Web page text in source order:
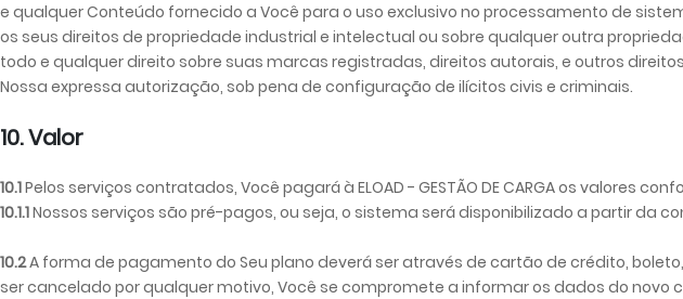
e qualquer Conteúdo fornecido a Você para o uso exclusivo no processamento de
os seus direitos de propriedade industrial e intelectual ou sobre qualquer outra
todo e qualquer direito sobre suas marcas registradas, direitos autorais, e outros
Nossa expressa autorização, sob pena de configuração de ilícitos civis e criminais.
10. Valor
10.1Pelos serviços contratados, Você pagará à ELOAD - GESTÃO DE CARGA os valores
10.1.1Nossos serviços são pré-pagos, ou seja, o sistema será disponibilizado a partir da
10.2A forma de pagamento do Seu plano deverá ser através de cartão de crédito,
ser cancelado por qualquer motivo, Você se compromete a informar os dados do